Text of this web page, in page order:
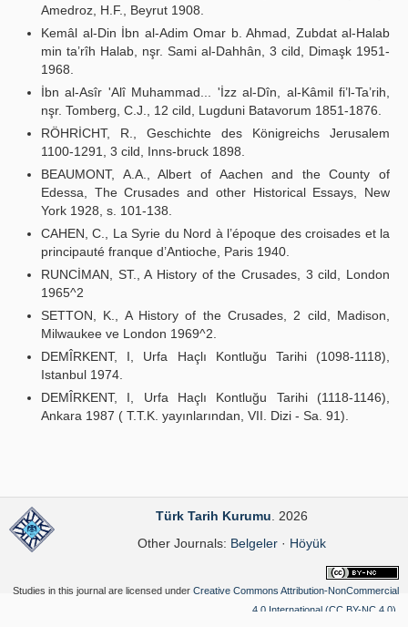
Amedroz, H.F., Beyrut 1908.
Kemâl al-Din İbn al-Adim Omar b. Ahmad, Zubdat al-Halab
min ta’rîh Halab, nşr. Sami al-Dahhân, 3 cild, Dimaşk 1951-
1968.
İbn al-Asîr 'Alî Muhammad... 'İzz al-Dîn, al-Kâmil fi’l-Ta’rih,
nşr. Tomberg, C.J., 12 cild, Lugduni Batavorum 1851-1876.
RÖHRİCHT, R., Geschichte des Königreichs Jerusalem
1100-1291, 3 cild, Inns-bruck 1898.
BEAUMONT, A.A., Albert of Aachen and the County of
Edessa, The Crusades and other Historical Essays, New
York 1928, s. 101-138.
CAHEN, C., La Syrie du Nord à l’époque des croisades et la
principauté franque d’Antioche, Paris 1940.
RUNCİMAN, ST., A History of the Crusades, 3 cild, London
1965^2
SETTON, K., A History of the Crusades, 2 cild, Madison,
Milwaukee ve London 1969^2.
DEMÎRKENT, I, Urfa Haçlı Kontluğu Tarihi (1098-1118),
Istanbul 1974.
DEMÎRKENT, I, Urfa Haçlı Kontluğu Tarihi (1118-1146),
Ankara 1987 ( T.T.K. yayınlarından, VII. Dizi - Sa. 91).
Türk Tarih Kurumu . 2026
Other Journals: Belgeler· Höyük
Studies in this journal are licensed under Creative Commons Attribution-NonCommercial
4.0 International (CC BY-NC 4.0)